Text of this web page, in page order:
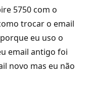
5750 com o
trocar o email
eu uso o
email antigo foi
novo mas eu não